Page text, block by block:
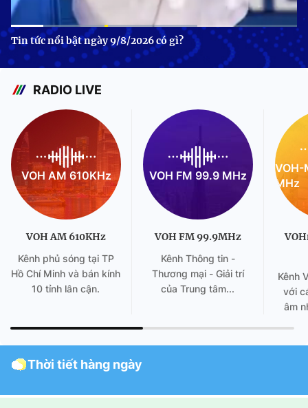
Current
Time
0:10 / Duration
1:01
Tin tức nổi bật ngày 9/8/2026 có gì?
RADIO LIVE
VOH AM 610KHz
VOH AM 610KHz
Kênh phủ sóng tại TP
Hồ Chí Minh và bán kính
10 tỉnh lân cận.
VOH FM 99.9 MHz
VOH FM 99.9MHz
Kênh Thông tin -
Thương mại - Giải trí
của Trung tâm...
VOH-
MHz
Kênh
với
âm
Thời tiết hàng ngày